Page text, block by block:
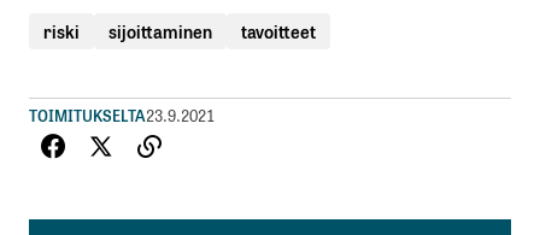
riski sijoittaminen tavoitteet
TOIMITUKSELTA23.9.2021